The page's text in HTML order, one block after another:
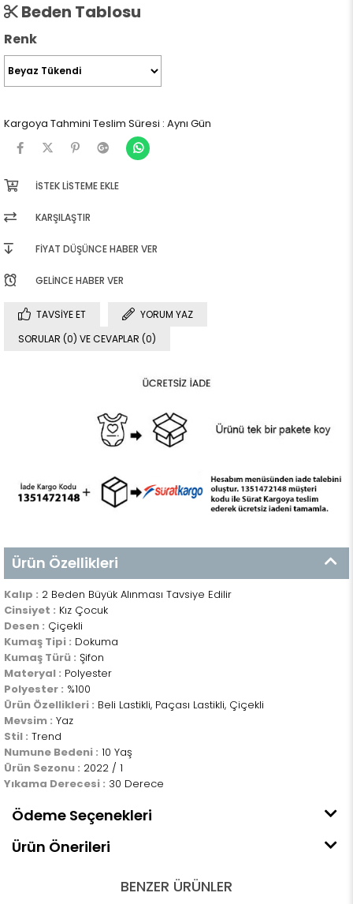
Beden Tablosu
Renk
Kargoya Tahmini Teslim Süresi : Aynı Gün
İSTEK LISTEME EKLE
KARŞILAŞTIR
FIYAT DÜŞÜNCE HABER VER
GELINCE HABER VER
TAVSIYE ET
YORUM YAZ
SORULAR (0) VE CEVAPLAR (0)
Ürün Özellikleri
Kalıp : 2 Beden Büyük Alınması Tavsiye Edilir
Cinsiyet : Kız Çocuk
Desen : Çiçekli
Kumaş Tipi : Dokuma
Kumaş Türü : Şifon
Materyal : Polyester
Polyester : %100
Ürün Özellikleri : Beli Lastikli, Paçası Lastikli, Çiçekli
Mevsim : Yaz
Stil : Trend
Numune Bedeni : 10 Yaş
Ürün Sezonu : 2022 / 1
Yıkama Derecesi : 30 Derece
Ödeme Seçenekleri
Ürün Önerileri
BENZER ÜRÜNLER